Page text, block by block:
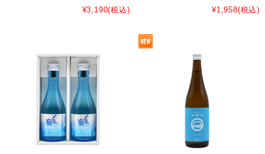
¥3,190(税込) ¥1,958(税込)